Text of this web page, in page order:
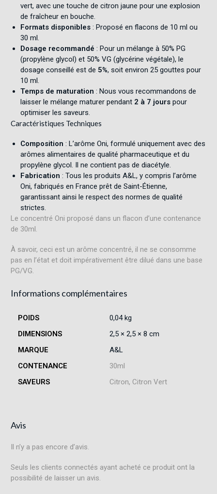
vert, avec une touche de citron jaune pour une explosion
de fraîcheur en bouche
Formats disponibles : Proposé en flacons de 10 ml ou
30 ml
Dosage recommandé : Pour un mélange à 50% PG
(propylène glycol) et 50% VG (glycérine végétale), le
dosage conseillé est de 5%, soit environ 25 gouttes pour
10 ml
Temps de maturation : Nous vous recommandons de
laisser le mélange maturer pendant 2 à 7 jours pour
optimiser les saveurs
Caractéristiques Techniques
Composition : L’arôme Oni, formulé uniquement avec des
arômes alimentaires de qualité pharmaceutique et du
propylène glycol. Il ne contient pas de diacétyle
Fabrication : Tous les produits A&L, y compris l’arôme
Oni, fabriqués en France prêt de Saint-Étienne,
garantissant ainsi le respect des normes de qualité
strictes
Le concentré Oni proposé dans un flacon d’une contenance
de 30ml.
À savoir, ceci est un arôme concentré, il ne se consomme
pas en l’état et doit impérativement être dilué dans une base
PG/VG.
Informations complémentaires
POIDS
0,04 kg
DIMENSIONS
2,5 × 2,5 × 8 cm
MARQUE
A&L
CONTENANCE
30ml
SAVEURS
Citron, Citron Vert
Avis
Il n’y a pas encore d’avis.
Seuls les clients connectés ayant acheté ce produit ont la
possibilité de laisser un avis.